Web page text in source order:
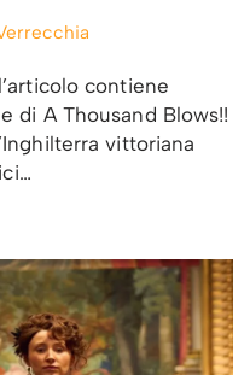
contiene
di A Thousand Blows!!
vittoriana